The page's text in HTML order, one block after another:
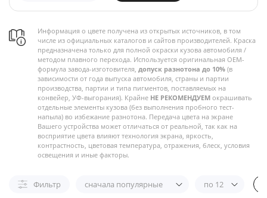
Информация о цвете получена из открытых источников, в том
числе из официальных каталогов и сайтов производителей. Краска
предназначена только для полной окраски кузова автомобиля /
методом плавного перехода. Используется оригинальная OEM-
формула завода-изготовителя, допуск разнотона до 10% (в
зависимости от года выпуска автомобиля, страны и партии
производства, партии и типа пигментов, поставляемых на
конвейер, УФ-выгорания). Крайне НЕ РЕКОМЕНДУЕМ окрашивать
отдельные элементы кузова (без выполнения пробного тест-
напыла) во избежание разнотона. Передача цвета на экране
Вашего устройства может отличаться от реальной, так как на
восприятие цвета влияют технология экрана, яркость,
контрастность, цветовая температура, отражения, блеск, условия
освещения и иные факторы.
Фильтр сначала популярные по 12